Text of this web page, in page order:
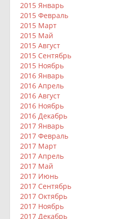
2015 Январь
2015 Февраль
2015 Март
2015 Май
2015 Август
2015 Сентябрь
2015 Ноябрь
2016 Январь
2016 Апрель
2016 Август
2016 Ноябрь
2016 Декабрь
2017 Январь
2017 Февраль
2017 Март
2017 Апрель
2017 Май
2017 Июнь
2017 Сентябрь
2017 Октябрь
2017 Ноябрь
2017 Декабрь